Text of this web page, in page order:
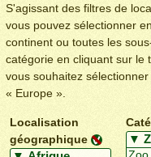
S'agissant des filtres de
vous pouvez sélectionner
continent ou toutes les
catégorie en cliquant sur le
vous souhaitez
« Europe ».
Localisation
géographique